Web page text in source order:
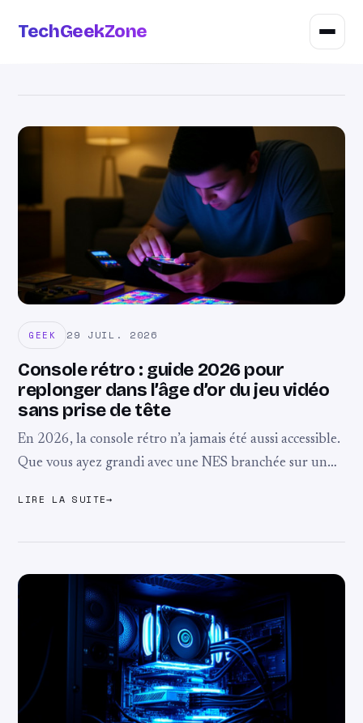
TechGeekZone
GEEK 29 JUIL. 2026
Console rétro : guide 2026 pour
replonger dans l’âge d’or du jeu vidéo
sans prise de tête
En 2026, la console rétro n’a jamais été aussi accessible.
Que vous ayez grandi avec une NES branchée sur un
LIRE LA SUITE→